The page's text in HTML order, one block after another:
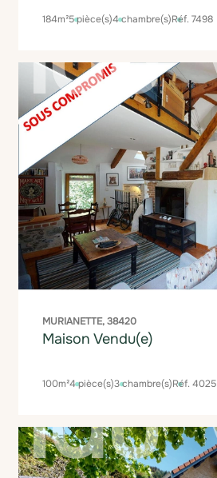
184m²5 pièce(s)4 chambre(s)Réf. 7498
MURIANETTE, 38420
Maison Vendu(e)
100m²4 pièce(s)3 chambre(s)Réf. 4025